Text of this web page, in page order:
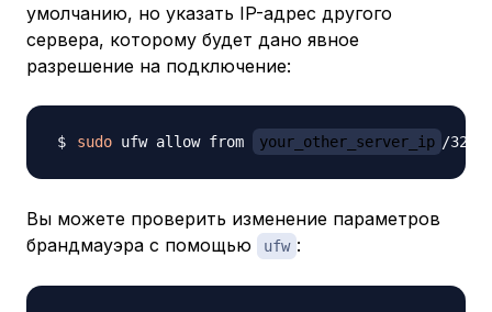
умолчанию, но указать IP-адрес другого
сервера, которому будет дано явное
разрешение на подключение:
sudo ufw allow from your_other_server_ip /32
Вы можете проверить изменение параметров
брандмауэра с помощью
ufw :